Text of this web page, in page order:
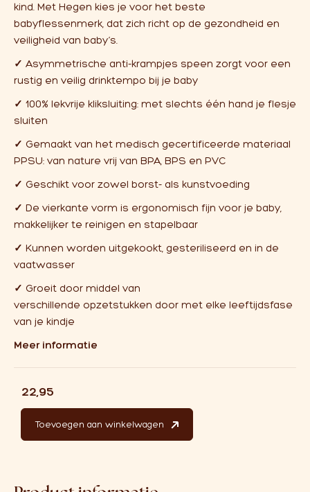
kind. Met Hegen kies je voor het beste
babyflessenmerk, dat zich richt op de gezondheid en
veiligheid van baby’s.
✓ Asymmetrische anti-krampjes speen zorgt voor een
rustig en veilig drinktempo bij je baby
✓ 100% lekvrije kliksluiting: met slechts één hand je flesje
sluiten
✓ Gemaakt van het medisch gecertificeerde materiaal
PPSU: van nature vrij van BPA, BPS en PVC
✓ Geschikt voor zowel borst- als kunstvoeding
✓ De vierkante vorm is ergonomisch fijn voor je baby,
makkelijker te reinigen en stapelbaar
✓ Kunnen worden uitgekookt, gesteriliseerd en in de
vaatwasser
✓ Groeit door middel van
verschillende opzetstukken door met elke leeftijdsfase
van je kindje
Meer informatie
22,95
Hegen Babyfles 240ml PPSU aantal
Toevoegen aan winkelwagen